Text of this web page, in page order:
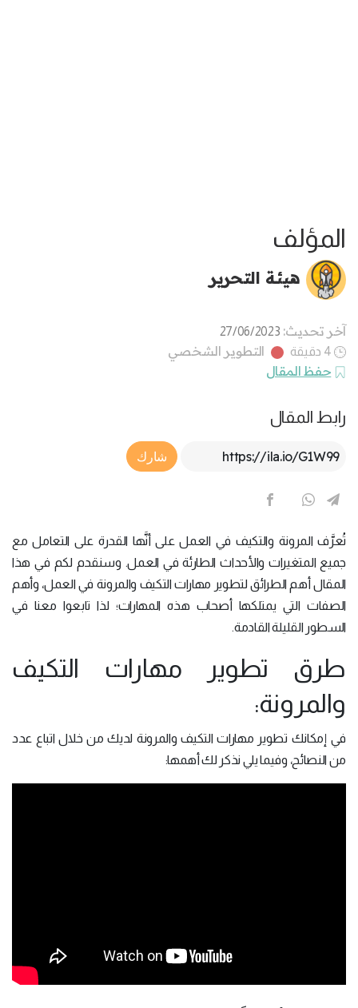
المؤلف
هيئة التحرير
آخر تحديث: 27/06/2023
4 دقيقة
التطوير الشخصي
حفظ المقال
رابط المقال
Article Link
شارك
تُعرَّف المرونة والتكيف في العمل على أنَّها القدرة على التعامل مع
جميع المتغيرات والأحداث الطارئة في العمل. وسنقدم لكم في هذا
المقال أهم الطرائق لتطوير مهارات التكيف والمرونة في العمل، وأهم
الصفات التي يمتلكها أصحاب هذه المهارات؛ لذا تابعوا معنا في
السطور القليلة القادمة.
طرق تطوير مهارات التكيف
والمرونة:
في إمكانك تطوير مهارات التكيف والمرونة لديك من خلال اتباع عدد
من النصائح، وفيما يلي نذكر لك أهمها: